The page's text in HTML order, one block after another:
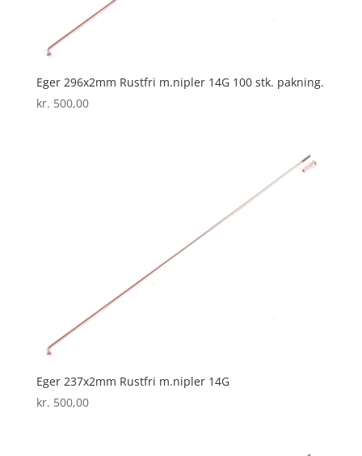
Eger 296x2mm Rustfri m.nipler 14G 100 stk. pakning.
kr. 500,00
Eger 237x2mm Rustfri m.nipler 14G
kr. 500,00